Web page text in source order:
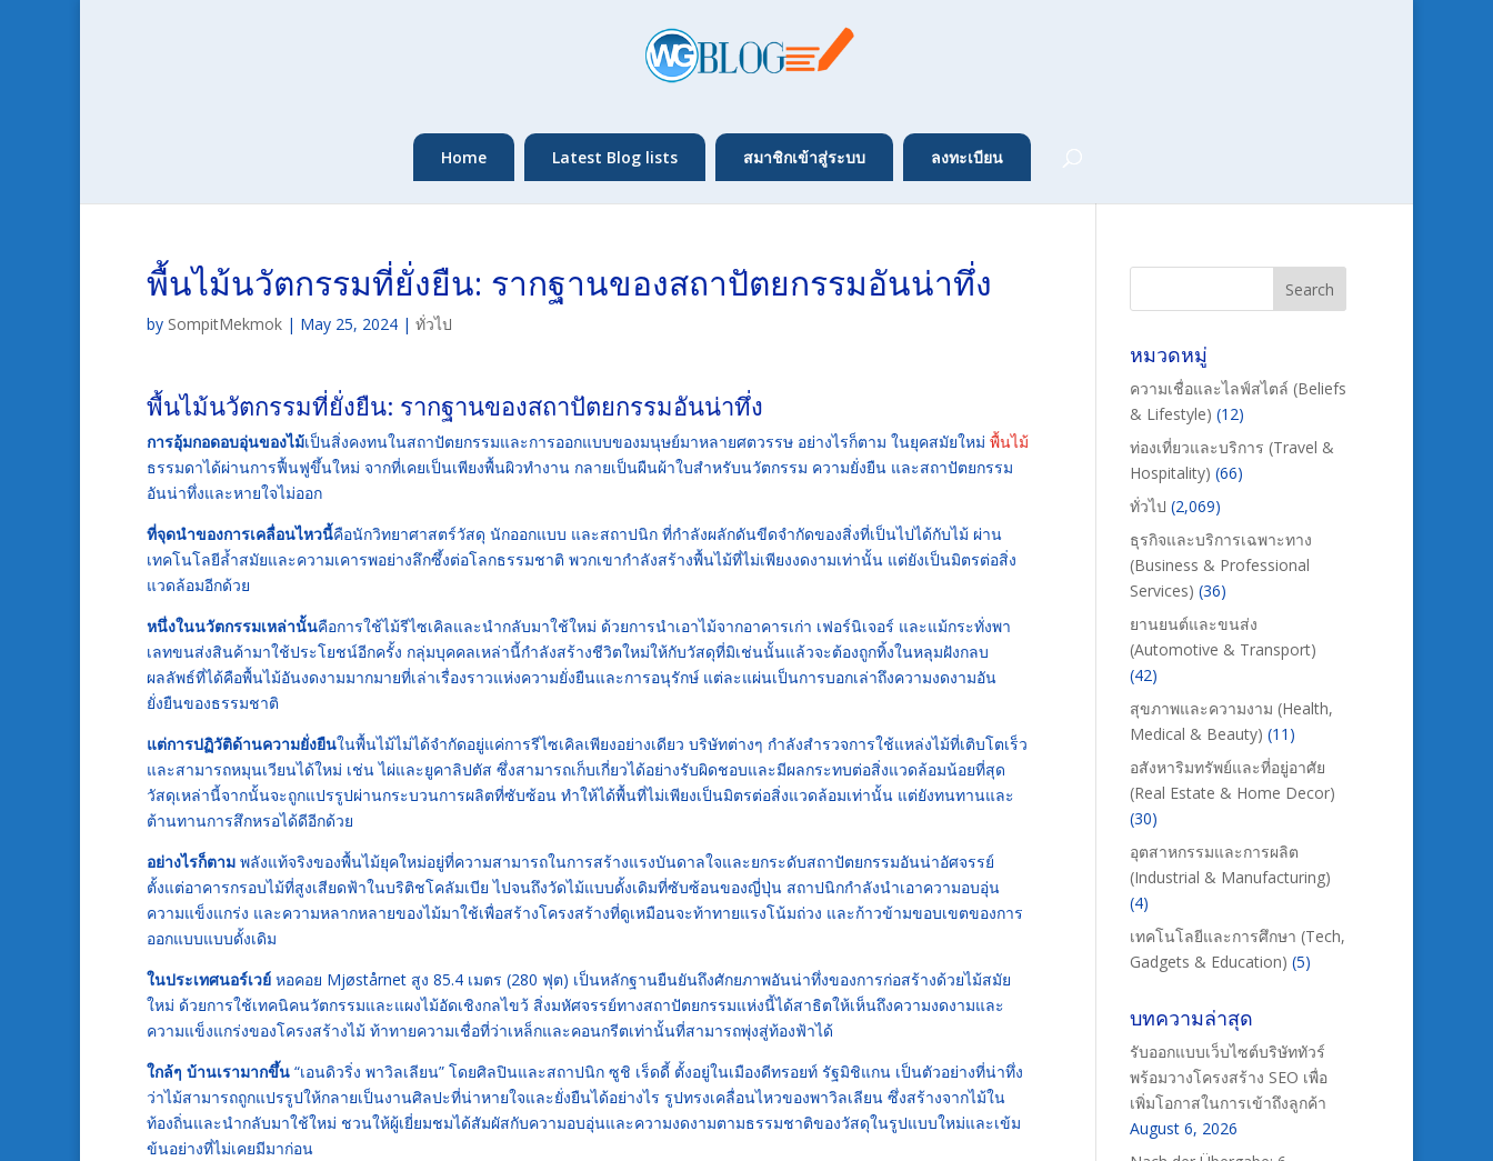
Home Latest Blog lists สมาชิกเข้าสู่ระบบ ลงทะเบียน
พื้นไม้นวัตกรรมที่ยั่งยืน: รากฐานของสถาปัตยกรรมอันน่าทึ่ง
by SompitMekmok | May 25, 2024 | ทั่วไป
พื้นไม้นวัตกรรมที่ยั่งยืน: รากฐานของสถาปัตยกรรมอันน่าทึ่ง
การอุ้มกอดอบอุ่นของไม้เป็นสิ่งคงทนในสถาปัตยกรรมและการออกแบบของมนุษย์มาหลายศตวรรษ อย่างไรก็ตาม ในยุคสมัยใหม่ พื้นไม้
ธรรมดาได้ผ่านการฟื้นฟูขึ้นใหม่ จากที่เคยเป็นเพียงพื้นผิวทำงาน กลายเป็นผืนผ้าใบสำหรับนวัตกรรม ความยั่งยืน และสถาปัตยกรรม
อันน่าทึ่งและหายใจไม่ออก
ที่จุดนำของการเคลื่อนไหวนี้คือนักวิทยาศาสตร์วัสดุ นักออกแบบ และสถาปนิก ที่กำลังผลักดันขีดจำกัดของสิ่งที่เป็นไปได้กับไม้ ผ่าน
เทคโนโลยีล้ำสมัยและความเคารพอย่างลึกซึ้งต่อโลกธรรมชาติ พวกเขากำลังสร้างพื้นไม้ที่ไม่เพียงงดงามเท่านั้น แต่ยังเป็นมิตรต่อสิ่ง
แวดล้อมอีกด้วย
หนึ่งในนวัตกรรมเหล่านั้นคือการใช้ไม้รีไซเคิลและนำกลับมาใช้ใหม่ ด้วยการนำเอาไม้จากอาคารเก่า เฟอร์นิเจอร์ และแม้กระทั่งพา
เลทขนส่งสินค้ามาใช้ประโยชน์อีกครั้ง กลุ่มบุคคลเหล่านี้กำลังสร้างชีวิตใหม่ให้กับวัสดุที่มิเช่นนั้นแล้วจะต้องถูกทิ้งในหลุมฝังกลบ
ผลลัพธ์ที่ได้คือพื้นไม้อันงดงามมากมายที่เล่าเรื่องราวแห่งความยั่งยืนและการอนุรักษ์ แต่ละแผ่นเป็นการบอกเล่าถึงความงดงามอัน
ยั่งยืนของธรรมชาติ
แต่การปฏิวัติด้านความยั่งยืนในพื้นไม้ไม่ได้จำกัดอยู่แค่การรีไซเคิลเพียงอย่างเดียว บริษัทต่างๆ กำลังสำรวจการใช้แหล่งไม้ที่เติบโตเร็ว
และสามารถหมุนเวียนได้ใหม่ เช่น ไผ่และยูคาลิปตัส ซึ่งสามารถเก็บเกี่ยวได้อย่างรับผิดชอบและมีผลกระทบต่อสิ่งแวดล้อมน้อยที่สุด
วัสดุเหล่านี้จากนั้นจะถูกแปรรูปผ่านกระบวนการผลิตที่ซับซ้อน ทำให้ได้พื้นที่ไม่เพียงเป็นมิตรต่อสิ่งแวดล้อมเท่านั้น แต่ยังทนทานและ
ต้านทานการสึกหรอได้ดีอีกด้วย
อย่างไรก็ตาม พลังแท้จริงของพื้นไม้ยุคใหม่อยู่ที่ความสามารถในการสร้างแรงบันดาลใจและยกระดับสถาปัตยกรรมอันน่าอัศจรรย์
ตั้งแต่อาคารกรอบไม้ที่สูงเสียดฟ้าในบริติชโคลัมเบีย ไปจนถึงวัดไม้แบบดั้งเดิมที่ซับซ้อนของญี่ปุ่น สถาปนิกกำลังนำเอาความอบอุ่น
ความแข็งแกร่ง และความหลากหลายของไม้มาใช้เพื่อสร้างโครงสร้างที่ดูเหมือนจะท้าทายแรงโน้มถ่วง และก้าวข้ามขอบเขตของการ
ออกแบบแบบดั้งเดิม
ในประเทศนอร์เวย์ หอคอย Mjøstårnet สูง 85.4 เมตร (280 ฟุต) เป็นหลักฐานยืนยันถึงศักยภาพอันน่าทึ่งของการก่อสร้างด้วยไม้สมัย
ใหม่ ด้วยการใช้เทคนิคนวัตกรรมและแผงไม้อัดเชิงกลไขว้ สิ่งมหัศจรรย์ทางสถาปัตยกรรมแห่งนี้ได้สาธิตให้เห็นถึงความงดงามและ
ความแข็งแกร่งของโครงสร้างไม้ ท้าทายความเชื่อที่ว่าเหล็กและคอนกรีตเท่านั้นที่สามารถพุ่งสู่ท้องฟ้าได้
ใกล้ๆ บ้านเรามากขึ้น “เอนดิวริ่ง พาวิลเลียน” โดยศิลปินและสถาปนิก ซูชิ เร็ดดี้ ตั้งอยู่ในเมืองดีทรอยท์ รัฐมิชิแกน เป็นตัวอย่างที่น่าทึ่ง
ว่าไม้สามารถถูกแปรรูปให้กลายเป็นงานศิลปะที่น่าหายใจและยั่งยืนได้อย่างไร รูปทรงเคลื่อนไหวของพาวิลเลียน ซึ่งสร้างจากไม้ใน
ท้องถิ่นและนำกลับมาใช้ใหม่ ชวนให้ผู้เยี่ยมชมได้สัมผัสกับความอบอุ่นและความงดงามตามธรรมชาติของวัสดุในรูปแบบใหม่และเข้ม
ข้นอย่างที่ไม่เคยมีมาก่อน
หมวดหมู่
ความเชื่อและไลฟ์สไตล์ (Beliefs
& Lifestyle) (12)
ท่องเที่ยวและบริการ (Travel &
Hospitality) (66)
ทั่วไป (2,069)
ธุรกิจและบริการเฉพาะทาง
(Business & Professional
Services) (36)
ยานยนต์และขนส่ง
(Automotive & Transport)
(42)
สุขภาพและความงาม (Health,
Medical & Beauty) (11)
อสังหาริมทรัพย์และที่อยู่อาศัย
(Real Estate & Home Decor)
(30)
อุตสาหกรรมและการผลิต
(Industrial & Manufacturing)
(4)
เทคโนโลยีและการศึกษา (Tech,
Gadgets & Education) (5)
บทความล่าสุด
รับออกแบบเว็บไซต์บริษัททัวร์
พร้อมวางโครงสร้าง SEO เพื่อ
เพิ่มโอกาสในการเข้าถึงลูกค้า
August 6, 2026